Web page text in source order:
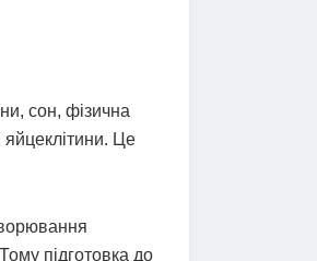
сон, фізична
яйцеклітини. Це
підготовка до